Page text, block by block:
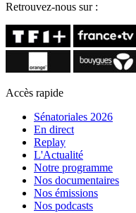
Retrouvez-nous sur :
Accès rapide
Sénatoriales 2026
En direct
Replay
L'Actualité
Notre programme
Nos documentaires
Nos émissions
Nos podcasts